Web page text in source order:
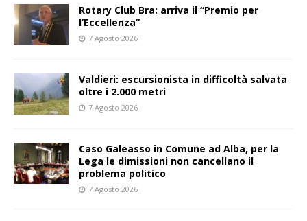
Rotary Club Bra: arriva il “Premio per
l’Eccellenza”
7 Agosto 2026
Valdieri: escursionista in difficoltà salvata
oltre i 2.000 metri
7 Agosto 2026
Caso Galeasso in Comune ad Alba, per la
Lega le dimissioni non cancellano il
problema politico
7 Agosto 2026